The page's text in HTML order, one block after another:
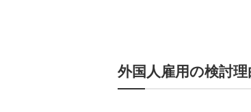
外国人雇用の検討